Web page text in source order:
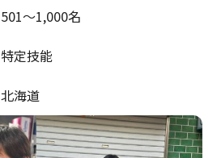
501〜1,000名
特定技能
北海道